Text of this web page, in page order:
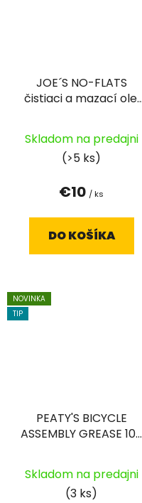
JOE´S NO-FLATS
čistiaci a mazací olej
Smoother 125 ml
Skladom na predajni
(>5 ks)
€10 / ks
DO KOŠÍKA
NOVINKA
TIP
PEATY'S BICYCLE
ASSEMBLY GREASE 100
Skladom na predajni
(3 ks)